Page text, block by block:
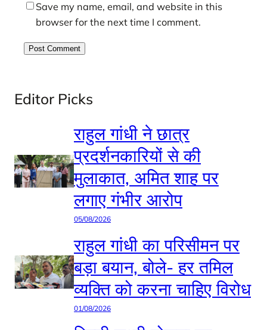
Save my name, email, and website in this
browser for the next time I comment.
Editor Picks
राहुल गांधी ने छात्र
प्रदर्शनकारियों से की
मुलाकात, अमित शाह पर
लगाए गंभीर आरोप
05/08/2026
राहुल गांधी का परिसीमन पर
बड़ा बयान, बोले- हर तमिल
व्यक्ति को करना चाहिए विरोध
01/08/2026